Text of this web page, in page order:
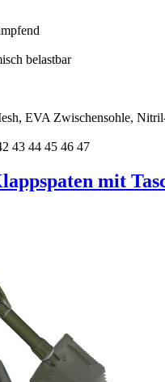
belastbar
EVA Zwischensohle,
43 44 45 46 47
mit